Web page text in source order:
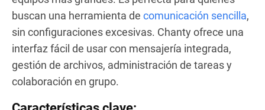
buscan una herramienta de comunicación sencilla,
sin configuraciones excesivas. Chanty ofrece una
interfaz fácil de usar con mensajería integrada,
gestión de archivos, administración de tareas y
colaboración en grupo.